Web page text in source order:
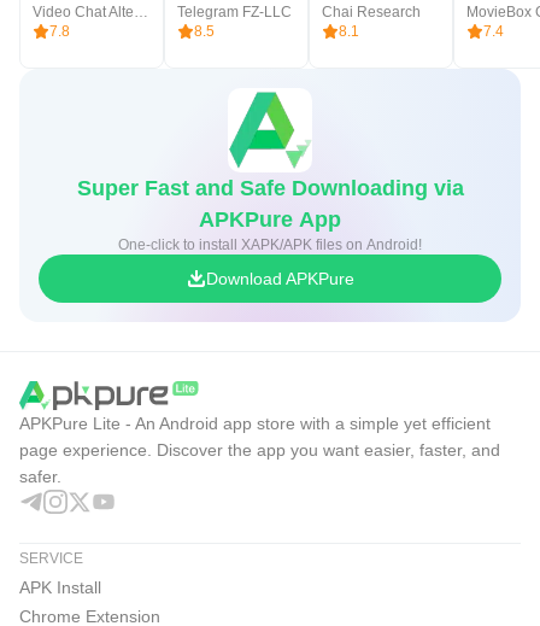
Video Chat Alternative
7.8
Telegram FZ-LLC
8.5
Chai Research
8.1
MovieBox
7.4
Super Fast and Safe Downloading via
APKPure App
One-click to install XAPK/APK files on Android!
Download APKPure
APKPure Lite - An Android app store with a simple yet efficient
page experience. Discover the app you want easier, faster, and
safer.
SERVICE
APK Install
Chrome Extension